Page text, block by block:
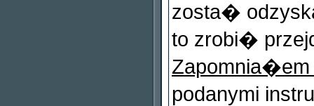
zosta�
to zrobi�
podanymi